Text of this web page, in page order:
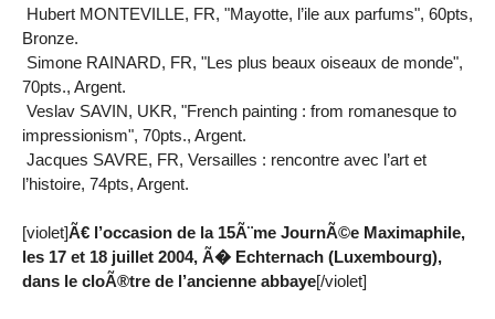
Hubert MONTEVILLE, FR, "Mayotte, l’ile aux parfums", 60pts,
Bronze.
Simone RAINARD, FR, "Les plus beaux oiseaux de monde",
70pts., Argent.
Veslav SAVIN, UKR, "French painting : from romanesque to
impressionism", 70pts., Argent.
Jacques SAVRE, FR, Versailles : rencontre avec l’art et
l’histoire, 74pts, Argent.
[violet]Ã€ l’occasion de la 15Ã¨me JournÃ©e Maximaphile,
les 17 et 18 juillet 2004, Ã� Echternach (Luxembourg),
dans le cloÃ®tre de l’ancienne abbaye[/violet]